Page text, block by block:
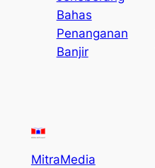
Bahas
Penanganan
Banjir
MitraMedia